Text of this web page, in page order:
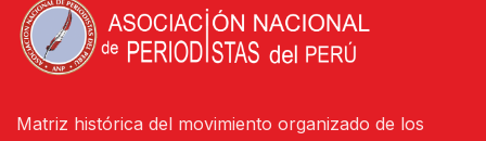
Matriz histórica del movimiento organizado de los